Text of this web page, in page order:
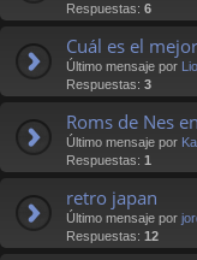
Respuestas: 6
Cuál es el
Último mensaje por
Respuestas: 3
Roms de Nes
Último mensaje por
Respuestas: 1
retro japan
Último mensaje por
Respuestas: 12